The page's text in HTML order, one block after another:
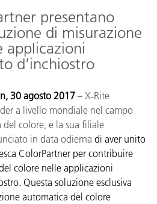
presentano
di misurazione
applicazioni
d’inchiostro
30 agosto 2017 – X‑Rite
a livello mondiale nel campo
colore, e la sua filiale
in data odierna di aver unito
ColorPartner per contribuire
colore nelle applicazioni
Questa soluzione esclusiva
automatica del colore